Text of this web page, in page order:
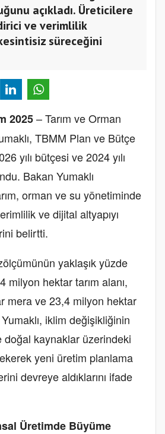
açıkladı. Üreticilere
ve verimlilik
süreceğini
2025– Tarım ve Orman
TBMM Plan ve Bütçe
yılı bütçesi ve 2024 yılı
Bakan Yumaklı
orman ve su yönetiminde
ve dijital altyapıyı
belirtti.
yaklaşık yüzde
milyon hektar tarım alanı,
mera ve 23,4 milyon hektar
iklim değişikliğinin
doğal kaynaklar üzerindeki
yeni üretim planlama
devreye aldıklarını ifade
Üretimde Büyüme